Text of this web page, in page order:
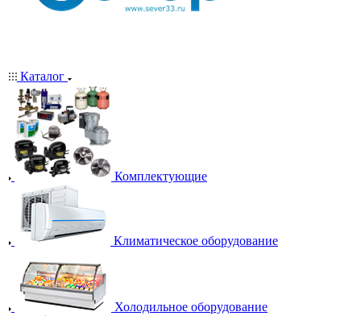
Каталог
Комплектующие
Климатическое оборудование
Холодильное оборудование